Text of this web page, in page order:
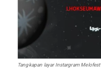
Tangkapan layar Instargram Melofest